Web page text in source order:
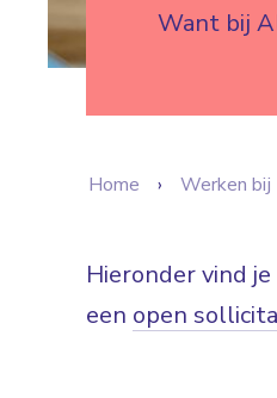
Want bij
Home Werken bij
Hieronder vind
een open